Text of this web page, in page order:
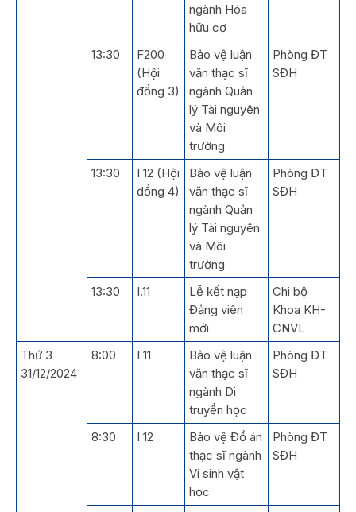
ngành Hóa
hữu cơ
13:30
F200
(Hội
đồng 3)
Bảo vệ luận
văn thạc sĩ
ngành Quản
lý Tài nguyên
và Môi
trường
Phòng ĐT
SĐH
13:30
I 12 (Hội
đồng 4)
Bảo vệ luận
văn thạc sĩ
ngành Quản
lý Tài nguyên
và Môi
trường
Phòng ĐT
SĐH
13:30 I.11
Lễ kết nạp
Đảng viên
mới
Chi bộ
Khoa KH-
CNVL
Thứ 3
31/12/2024
8:00 I 11
Bảo vệ luận
văn thạc sĩ
ngành Di
truyền học
Phòng ĐT
SĐH
8:30 I 12
Bảo vệ Đồ án
thạc sĩ ngành
Vi sinh vật
học
Phòng ĐT
SĐH